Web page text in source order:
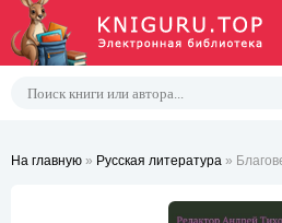
На главную » Русская литература »